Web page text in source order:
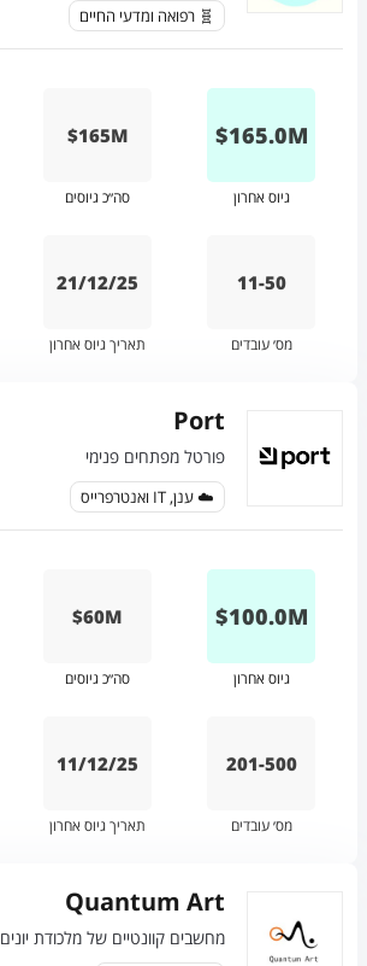
🧬 רפואה ומדעי החיים
M
165.0
$
גיוס אחרון
$165M
סה״כ גיוסים
11-50
מס׳ עובדים
21/12/25
תאריך גיוס אחרון
Port
פורטל מפתחים פנימי
☁️ ענן, IT ואנטרפרייס
M
100.0
$
גיוס אחרון
$60M
סה״כ גיוסים
201-500
מס׳ עובדים
11/12/25
תאריך גיוס אחרון
Quantum Art
מחשבים קוונטיים של מלכודת יונים